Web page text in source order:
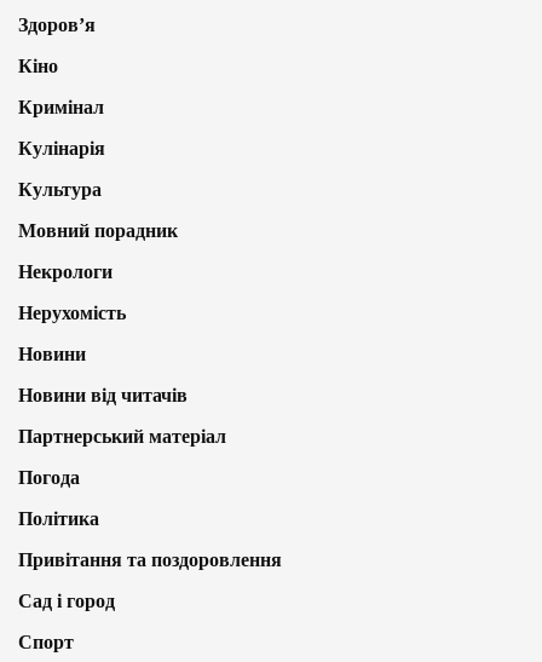
Здоров’я
Кіно
Кримінал
Кулінарія
Культура
Мовний порадник
Некрологи
Нерухомість
Новини
Новини від читачів
Партнерський матеріал
Погода
Політика
Привітання та поздоровлення
Сад і город
Спорт